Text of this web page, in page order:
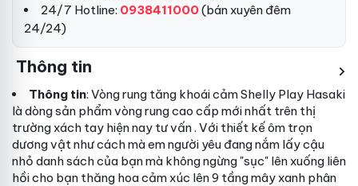
24/7 Hotline: 0938411000(bán xuyên đêm
24/24)
Thông tin
Thông tin: Vòng rung tăng khoái cảm Shelly Play Hasaki
là dòng sản phẩm vòng rung cao cấp mới nhất trên thị
trườngxách tay hiện nay tư vấn. Với thiết kế ôm trọn
dương vật như cách mà em người yêu đang nắm lấy cậu
nhỏ danh sáchcủa bạn mà không ngừng "sục" lên xuống liên
hồi cho bạn thăng hoa cảm xúc lên 9 tầng mây xanh phân